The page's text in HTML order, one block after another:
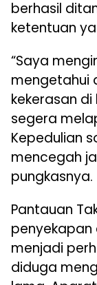
berhasil
ketentuan
“Saya
kekerasan
segera
Kepedulian
mencegah
pungkasnya.
Pantauan
menjadi
diduga